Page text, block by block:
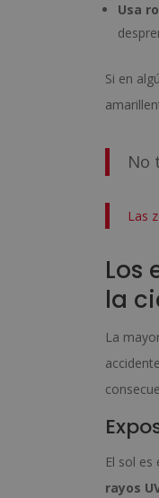
Usa
Si en
No
Las
Los
la
La
El sol
rayos